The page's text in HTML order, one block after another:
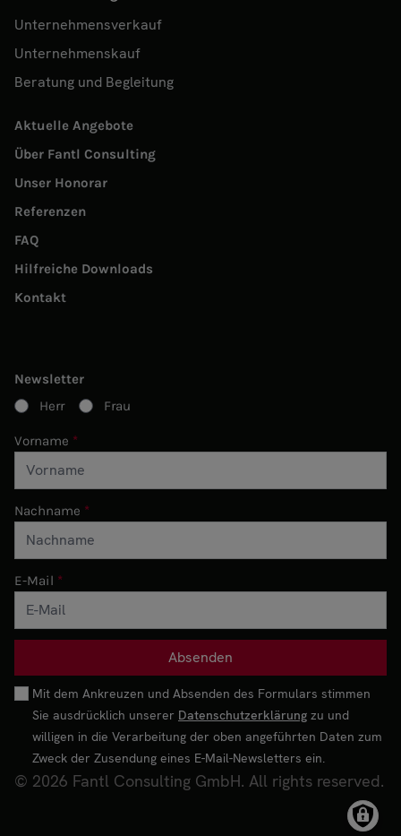
Unternehmensverkauf
Unternehmenskauf
Beratung und Begleitung
Aktuelle Angebote
Über Fantl Consulting
Unser Honorar
Referenzen
FAQ
Hilfreiche Downloads
Kontakt
Newsletter
Herr
Frau
Vorname
Nachname
E-Mail
Mit dem Ankreuzen und Absenden des Formulars stimmen
Sie ausdrücklich unserer Datenschutzerklärung zu und
willigen in die Verarbeitung der oben angeführten Daten zum
Zweck der Zusendung eines E-Mail-Newsletters ein.
© 2026 Fantl Consulting GmbH. All rights reserved.